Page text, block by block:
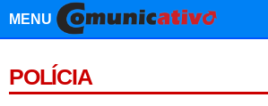
MENU
POLÍCIA